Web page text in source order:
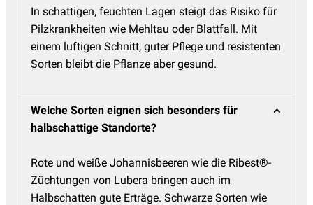
In schattigen, feuchten Lagen steigt das Risiko für
Pilzkrankheiten wie Mehltau oder Blattfall. Mit
einem luftigen Schnitt, guter Pflege und resistenten
Sorten bleibt die Pflanze aber gesund.
Welche Sorten eignen sich besonders für
halbschattige Standorte?
Rote und weiße Johannisbeeren wie die Ribest®-
Züchtungen von Lubera bringen auch im
Halbschatten gute Erträge. Schwarze Sorten wie